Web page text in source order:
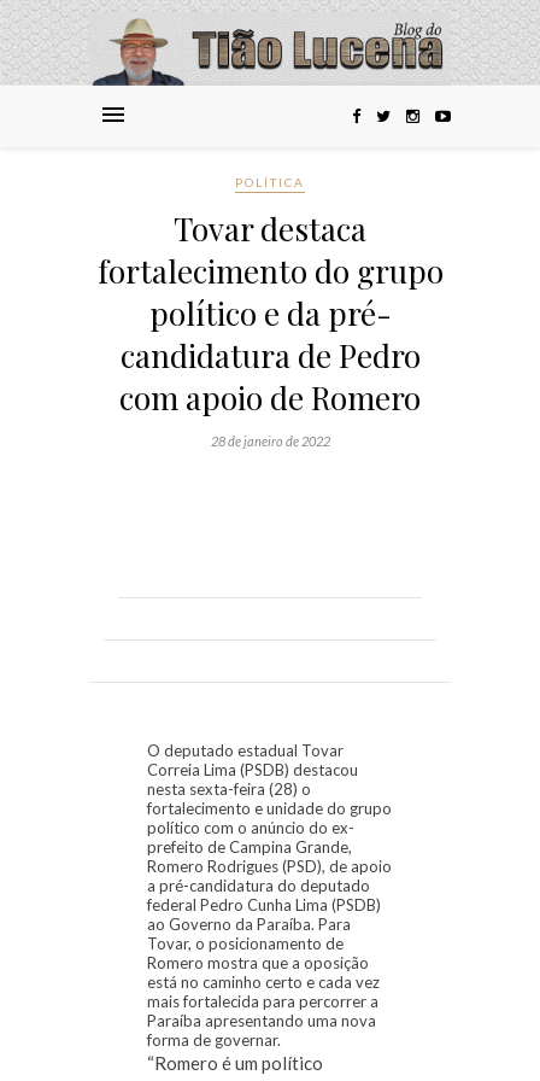
POLÍTICA
Tovar destaca
fortalecimento do grupo
político e da pré-
candidatura de Pedro
com apoio de Romero
28 de janeiro de 2022
O deputado estadual Tovar
Correia Lima (PSDB) destacou
nesta sexta-feira (28) o
fortalecimento e unidade do grupo
político com o anúncio do ex-
prefeito de Campina Grande,
Romero Rodrigues (PSD), de apoio
a pré-candidatura do deputado
federal Pedro Cunha Lima (PSDB)
ao Governo da Paraíba. Para
Tovar, o posicionamento de
Romero mostra que a oposição
está no caminho certo e cada vez
mais fortalecida para percorrer a
Paraíba apresentando uma nova
forma de governar.
“Romero é um político